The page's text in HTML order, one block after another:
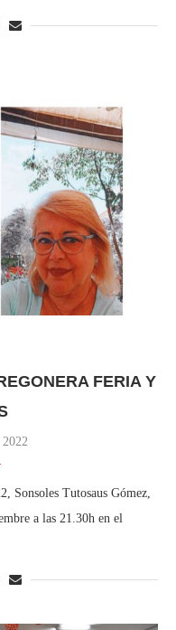
FERIA Y
2022
Sonsoles Tutosaus Gómez,
a las 21.30h en el